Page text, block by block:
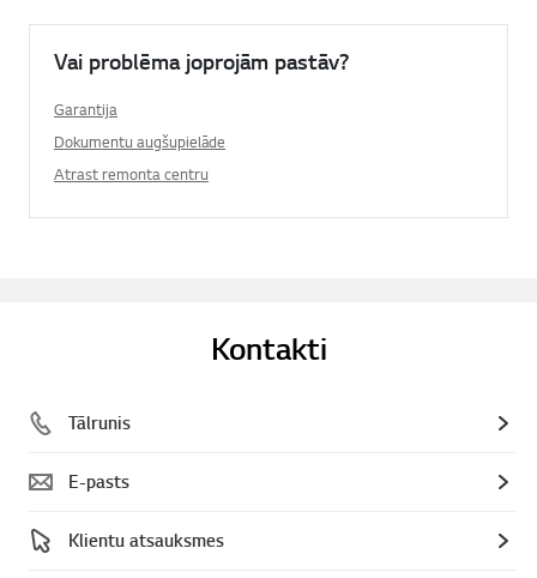
Vai problēma joprojām pastāv?
Garantija
Dokumentu augšupielāde
Atrast remonta centru
Kontakti
Tālrunis
E-pasts
Klientu atsauksmes